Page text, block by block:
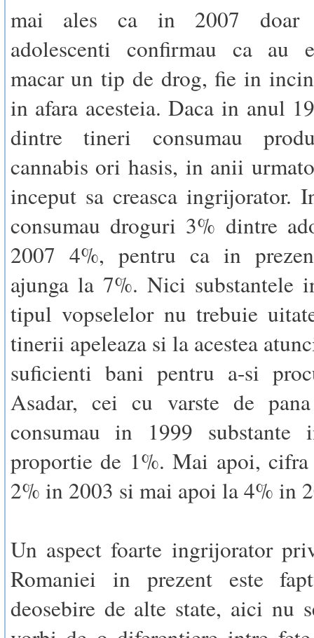
mai ales ca in 2007 doar
adolescenti confirmau ca au
macar un tip de drog, fie in
in afara acesteia. Daca in anul
dintre tineri consumau
cannabis ori hasis, in anii
inceput sa creasca ingrijorator.
consumau droguri 3% dintre
2007 4%, pentru ca in
ajunga la 7%. Nici substantele
tipul vopselelor nu trebuie
tinerii apeleaza si la acestea
suficienti bani pentru a-si
Asadar, cei cu varste de
consumau in 1999 substante
proportie de 1%. Mai apoi, cifra
2% in 2003 si mai apoi la 4% in
Un aspect foarte ingrijorator
Romaniei in prezent este
deosebire de alte state, aici nu